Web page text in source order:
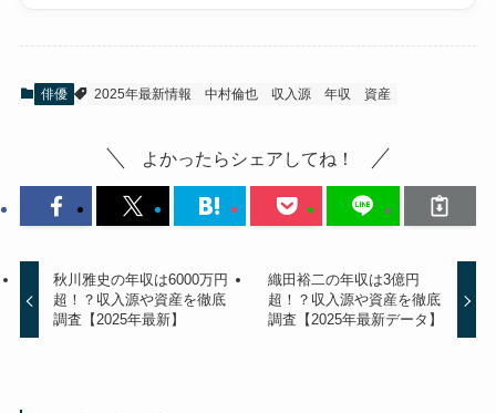
俳優 2025年最新情報 中村倫也 収入源 年収 資産
よかったらシェアしてね！
秋川雅史の年収は6000万円
超！？収入源や資産を徹底
調査【2025年最新】
織田裕二の年収は3億円
超！？収入源や資産を徹底
調査【2025年最新データ】